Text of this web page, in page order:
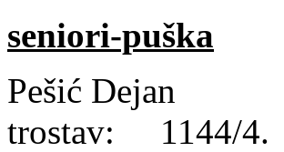
seniori-puška
Pešić
trostav: 1144/4.